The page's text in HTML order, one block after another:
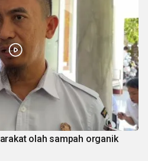
olah sampah organik